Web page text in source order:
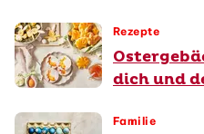
Rezepte
dich und
Familie